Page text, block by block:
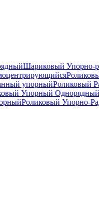
Шариковый Упорно-
упорныйРоликовый
Упорный Однорядный
Роликовый Упорно-